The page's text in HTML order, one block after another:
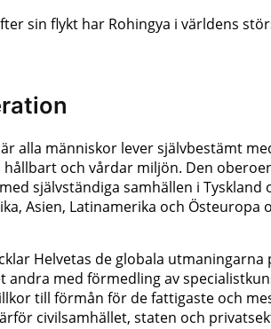
sin flykt har Rohingya i världens
alla människor lever självbestämt
och vårdar miljön. Den
självständiga samhällen i Tyskland
Asien, Latinamerika och Östeuropa
Helvetas de globala utmaningarna
med förmedling av
till förmån för de fattigaste och
civilsamhället, staten och